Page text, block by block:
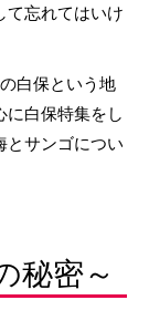
て忘れてはいけ
白保という地
白保特集をし
とサンゴについ
秘密～